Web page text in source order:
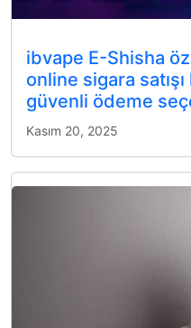
ibvape E-Shisha
online sigara
güvenli ödeme
Kasım 20, 2025